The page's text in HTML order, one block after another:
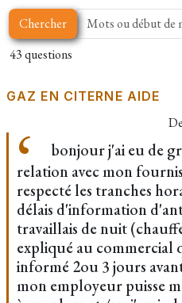
Chercher
43 questions
GAZ EN CITERNE AIDE
bonjour j'ai eu de
relation avec mon
respecté les tranches
délais d'information
travaillais de nuit
expliqué au commercial
informé 2ou 3 jours
mon employeur puisse